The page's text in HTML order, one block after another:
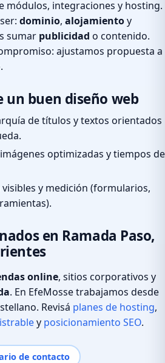
módulos, integraciones y hosting.
dominio, alojamientoy
sumar publicidad o contenido.
ajustamos propuesta a
un buen diseño web
de títulos y textos orientados
optimizadas y tiempos de
visibles y medición (formularios,
en Ramada Paso,
online, sitios corporativos y
. En EfeMosse trabajamos desde
Revisá planes de hosting,
y posicionamiento SEO.
de contacto